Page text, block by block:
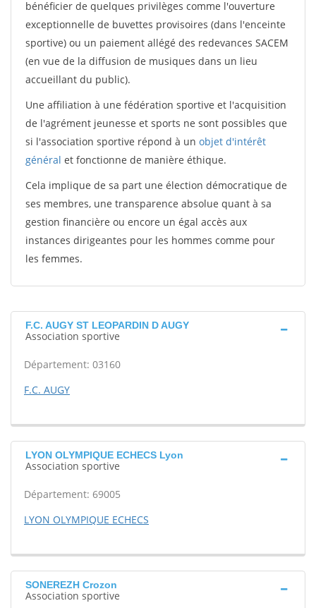
bénéficier de quelques privilèges comme l'ouverture
exceptionnelle de buvettes provisoires (dans l'enceinte
sportive) ou un paiement allégé des redevances SACEM
(en vue de la diffusion de musiques dans un lieu
accueillant du public).
Une affiliation à une fédération sportive et l'acquisition
de l'agrément jeunesse et sports ne sont possibles que
si l'association sportive répond à un objet d'intérêt
général et fonctionne de manière éthique.
Cela implique de sa part une élection démocratique de
ses membres, une transparence absolue quant à sa
gestion financière ou encore un égal accès aux
instances dirigeantes pour les hommes comme pour
les femmes.
F.C. AUGY ST LEOPARDIN D AUGY
Association sportive
Département: 03160
F.C. AUGY
LYON OLYMPIQUE ECHECS Lyon
Association sportive
Département: 69005
LYON OLYMPIQUE ECHECS
SONEREZH Crozon
Association sportive